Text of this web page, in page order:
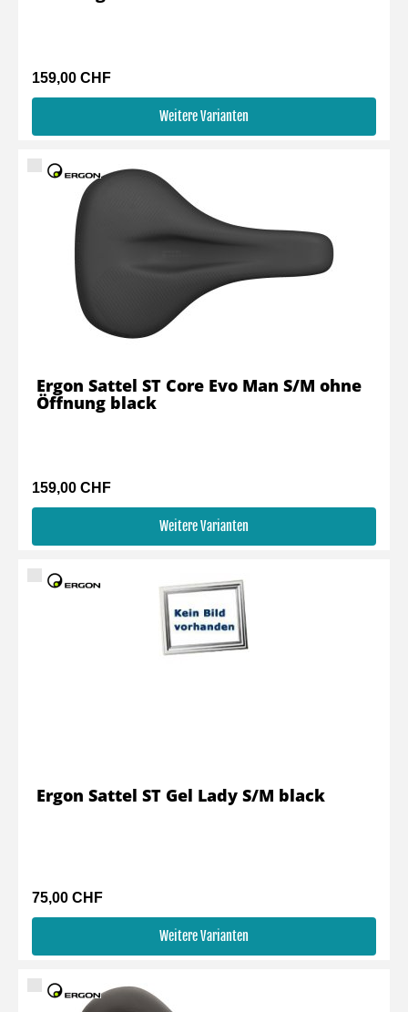
159,00 CHF
Weitere Varianten
159,00 CHF
Weitere Varianten
Ergon Sattel ST Core Evo Man S/M ohne
Öffnung black
75,00 CHF
Weitere Varianten
Ergon Sattel ST Gel Lady S/M black